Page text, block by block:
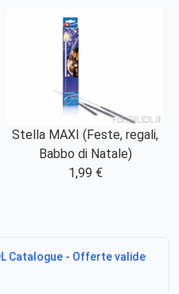
Stella MAXI (Feste, regali,
Babbo di Natale)
1,99 €
Catalogue - Offerte valide